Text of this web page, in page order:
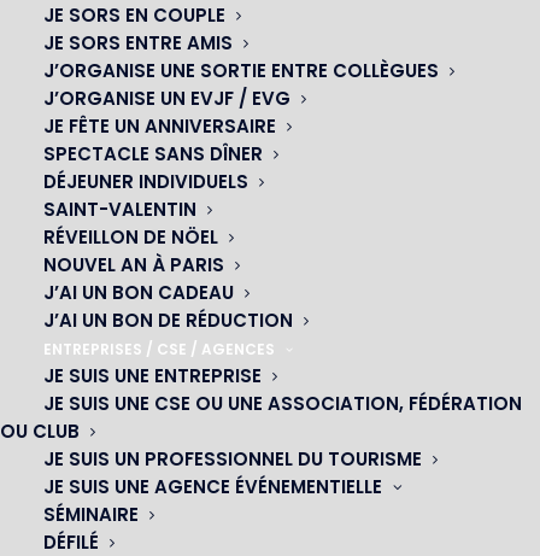
JE SORS EN COUPLE
JE SORS ENTRE AMIS
J’ORGANISE UNE SORTIE ENTRE COLLÈGUES
J’ORGANISE UN EVJF / EVG
JE FÊTE UN ANNIVERSAIRE
SPECTACLE SANS DÎNER
DÉJEUNER INDIVIDUELS
SAINT-VALENTIN
RÉVEILLON DE NÖEL
NOUVEL AN À PARIS
J’AI UN BON CADEAU
J’AI UN BON DE RÉDUCTION
ENTREPRISES / CSE / AGENCES
JE SUIS UNE ENTREPRISE
JE SUIS UNE CSE OU UNE ASSOCIATION, FÉDÉRATION
OU CLUB
JE SUIS UN PROFESSIONNEL DU TOURISME
JE SUIS UNE AGENCE ÉVÉNEMENTIELLE
SÉMINAIRE
DÉFILÉ
Spectacle sur-mesure, dîner de gala, animations privées :
découvrez comment faire de votre événement un
moment inoubliable.
Un cadre Art Déco pour marquer les
Situé en plein cœur de la capitale, le Cabaret César
incarne l’élégance intemporelle du style Art Déco. Lustres
étincelants, velours profonds, dorures discrètes… Le
décor transporte immédiatement vos invités dans une
ambiance feutrée et prestigieuse, propice aux échanges
et à la célébration.
Un atout majeur pour une
gamme à Paris